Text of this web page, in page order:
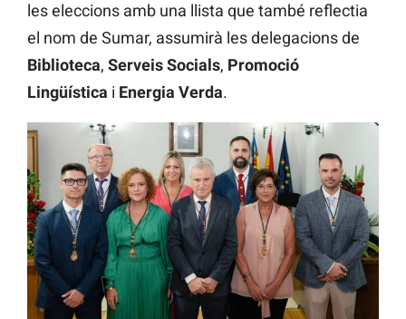
les eleccions amb una llista que també reflectia
el nom de Sumar, assumirà les delegacions de
Biblioteca, Serveis Socials, Promoció
Lingüística i Energia Verda.